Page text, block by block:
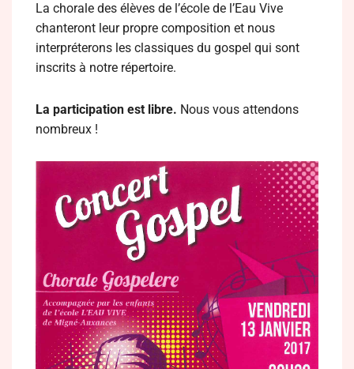
La chorale des élèves de l’école de l’Eau Vive
chanteront leur propre composition et nous
interpréterons les classiques du gospel qui sont
inscrits à notre répertoire.
La participation est libre. Nous vous attendons
nombreux !